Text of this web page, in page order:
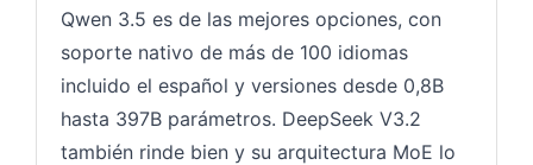
Qwen 3.5 es de las mejores opciones, con
soporte nativo de más de 100 idiomas
incluido el español y versiones desde 0,8B
hasta 397B parámetros. DeepSeek V3.2
también rinde bien y su arquitectura MoE lo